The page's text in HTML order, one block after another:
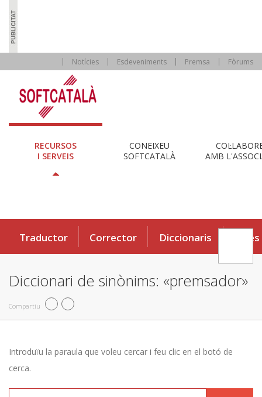
Notícies Esdeveniments Premsa Fòrums
RECURSOS
I SERVEIS
CONEIXEU
SOFTCATALÀ
AMB
Traductor Corrector Diccionaris Eines
Diccionari de sinònims: «premsador»
Compartiu
Introduïu la paraula que voleu cercar i feu clic en el botó de
cerca.